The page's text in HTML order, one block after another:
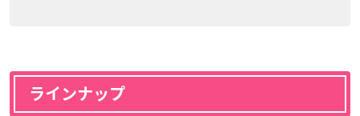
ラインナップ